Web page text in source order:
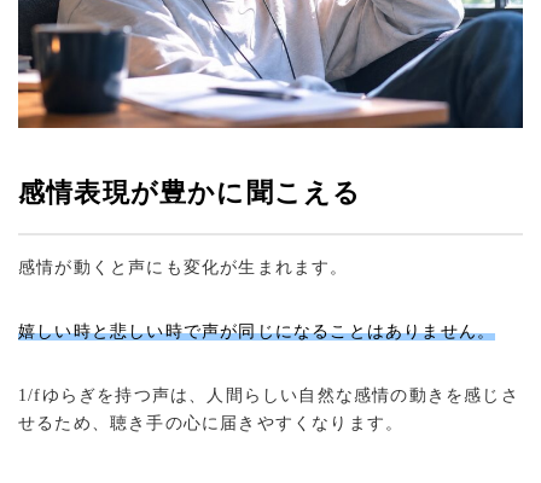
感情表現が豊かに聞こえる
感情が動くと声にも変化が生まれます。
嬉しい時と悲しい時で声が同じになることはありません。
1/fゆらぎを持つ声は、人間らしい自然な感情の動きを感じさ
せるため、聴き手の心に届きやすくなります。